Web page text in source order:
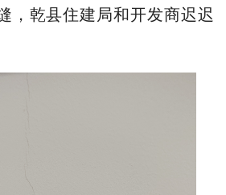
，乾县住建局和开发商迟迟